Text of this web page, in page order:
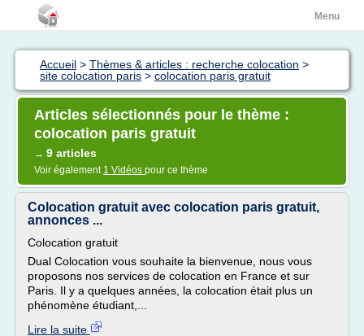
Menu
Accueil > Thèmes & articles : recherche colocation >
site colocation paris > colocation paris gratuit
Articles sélectionnés pour le thème :
colocation paris gratuit
→ 9 articles
Voir également 1 Vidéos pour ce thème
Colocation gratuit avec colocation paris gratuit,
annonces ...
Colocation gratuit
Dual Colocation vous souhaite la bienvenue, nous vous
proposons nos services de colocation en France et sur
Paris. Il y a quelques années, la colocation était plus un
phénomène étudiant,...
Lire la suite